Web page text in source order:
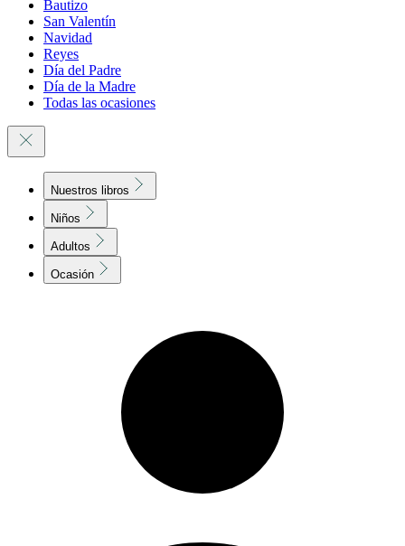
Bautizo
San Valentín
Navidad
Reyes
Día del Padre
Día de la Madre
Todas las ocasiones
Nuestros libros
Niños
Adultos
Ocasión